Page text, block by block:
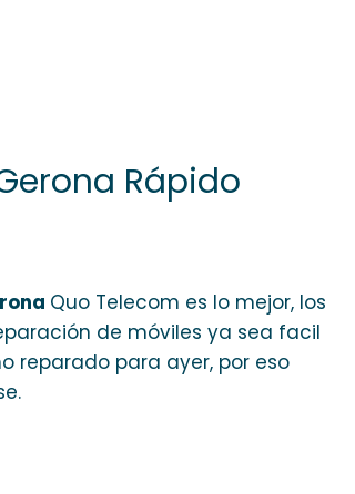
Rápido
Quo Telecom es lo mejor, los
de móviles ya sea facil
reparado para ayer, por eso